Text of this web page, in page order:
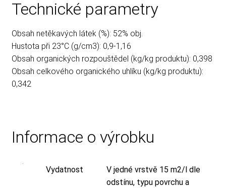
Technické parametry
Obsah netěkavých látek (%): 52% obj.
Hustota při 23°C (g/cm3): 0,9-1,16
Obsah organických rozpouštědel (kg/kg produktu): 0,398
Obsah celkového organického uhlíku (kg/kg produktu):
0,342
Informace o výrobku
Vydatnost
V jedné vrstvě 15 m2/l dle
odstínu, typu povrchu a